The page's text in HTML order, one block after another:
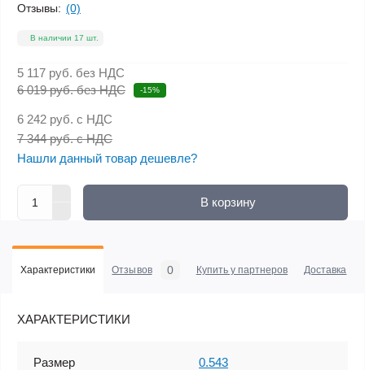
Отзывы: (0)
В наличии 17 шт.
5 117 руб. без НДС
6 019 руб. без НДС
-15%
6 242 руб. с НДС
7 344 руб. с НДС
Нашли данный товар дешевле?
В корзину
Характеристики Отзывов 0 Купить у партнеров Доставка
ХАРАКТЕРИСТИКИ
Размер 0.543